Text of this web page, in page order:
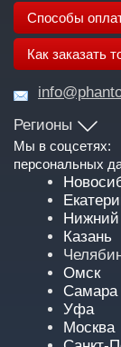
Способы
Как заказать
Регионы
Мы в соцсетях:
персональных
Нижний
Казань
Омск
Самара
Уфа
Москва